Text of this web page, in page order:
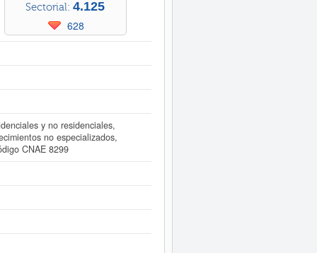
Sectorial: 4.125
628
y no residenciales,
no especializados,
CNAE 8299